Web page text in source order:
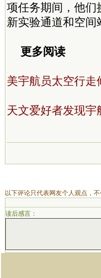
项任务期间，他们
新实验通道和空间
更多阅读
美宇航员太空行
天文爱好者发现
以下评论只代表网友个人观点，
读后感言：